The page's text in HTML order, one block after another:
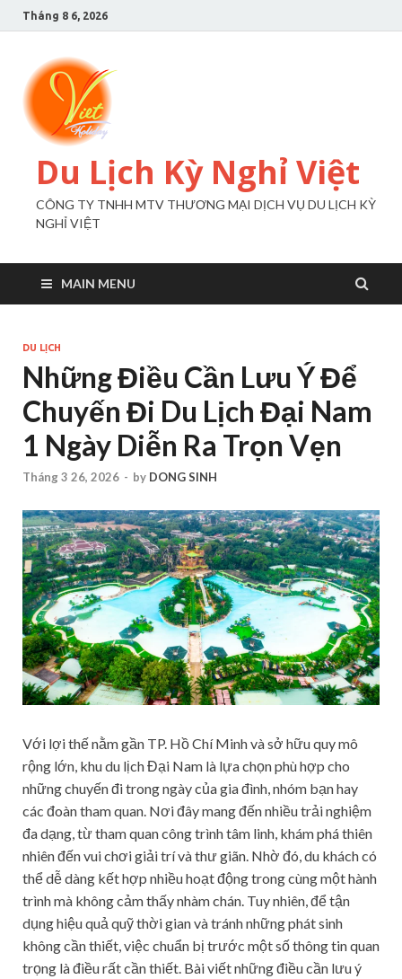
Tháng 8 6, 2026
Du Lịch Kỳ Nghỉ Việt
CÔNG TY TNHH MTV THƯƠNG MẠI DỊCH VỤ DU LỊCH KỲ
NGHỈ VIỆT
MAIN MENU
DU LỊCH
Những Điều Cần Lưu Ý Để
Chuyến Đi Du Lịch Đại Nam
1 Ngày Diễn Ra Trọn Vẹn
Tháng 3 26, 2026 - by DONG SINH
Với lợi thế nằm gần TP. Hồ Chí Minh và sở hữu quy mô
rộng lớn, khu du lịch Đại Nam là lựa chọn phù hợp cho
những chuyến đi trong ngày của gia đình, nhóm bạn hay
các đoàn tham quan. Nơi đây mang đến nhiều trải nghiệm
đa dạng, từ tham quan công trình tâm linh, khám phá thiên
nhiên đến vui chơi giải trí và thư giãn. Nhờ đó, du khách có
thể dễ dàng kết hợp nhiều hoạt động trong cùng một hành
trình mà không cảm thấy nhàm chán. Tuy nhiên, để tận
dụng hiệu quả quỹ thời gian và tránh những phát sinh
không cần thiết, việc chuẩn bị trước một số thông tin quan
trọng là điều rất cần thiết. Bài viết những điều cần lưu ý